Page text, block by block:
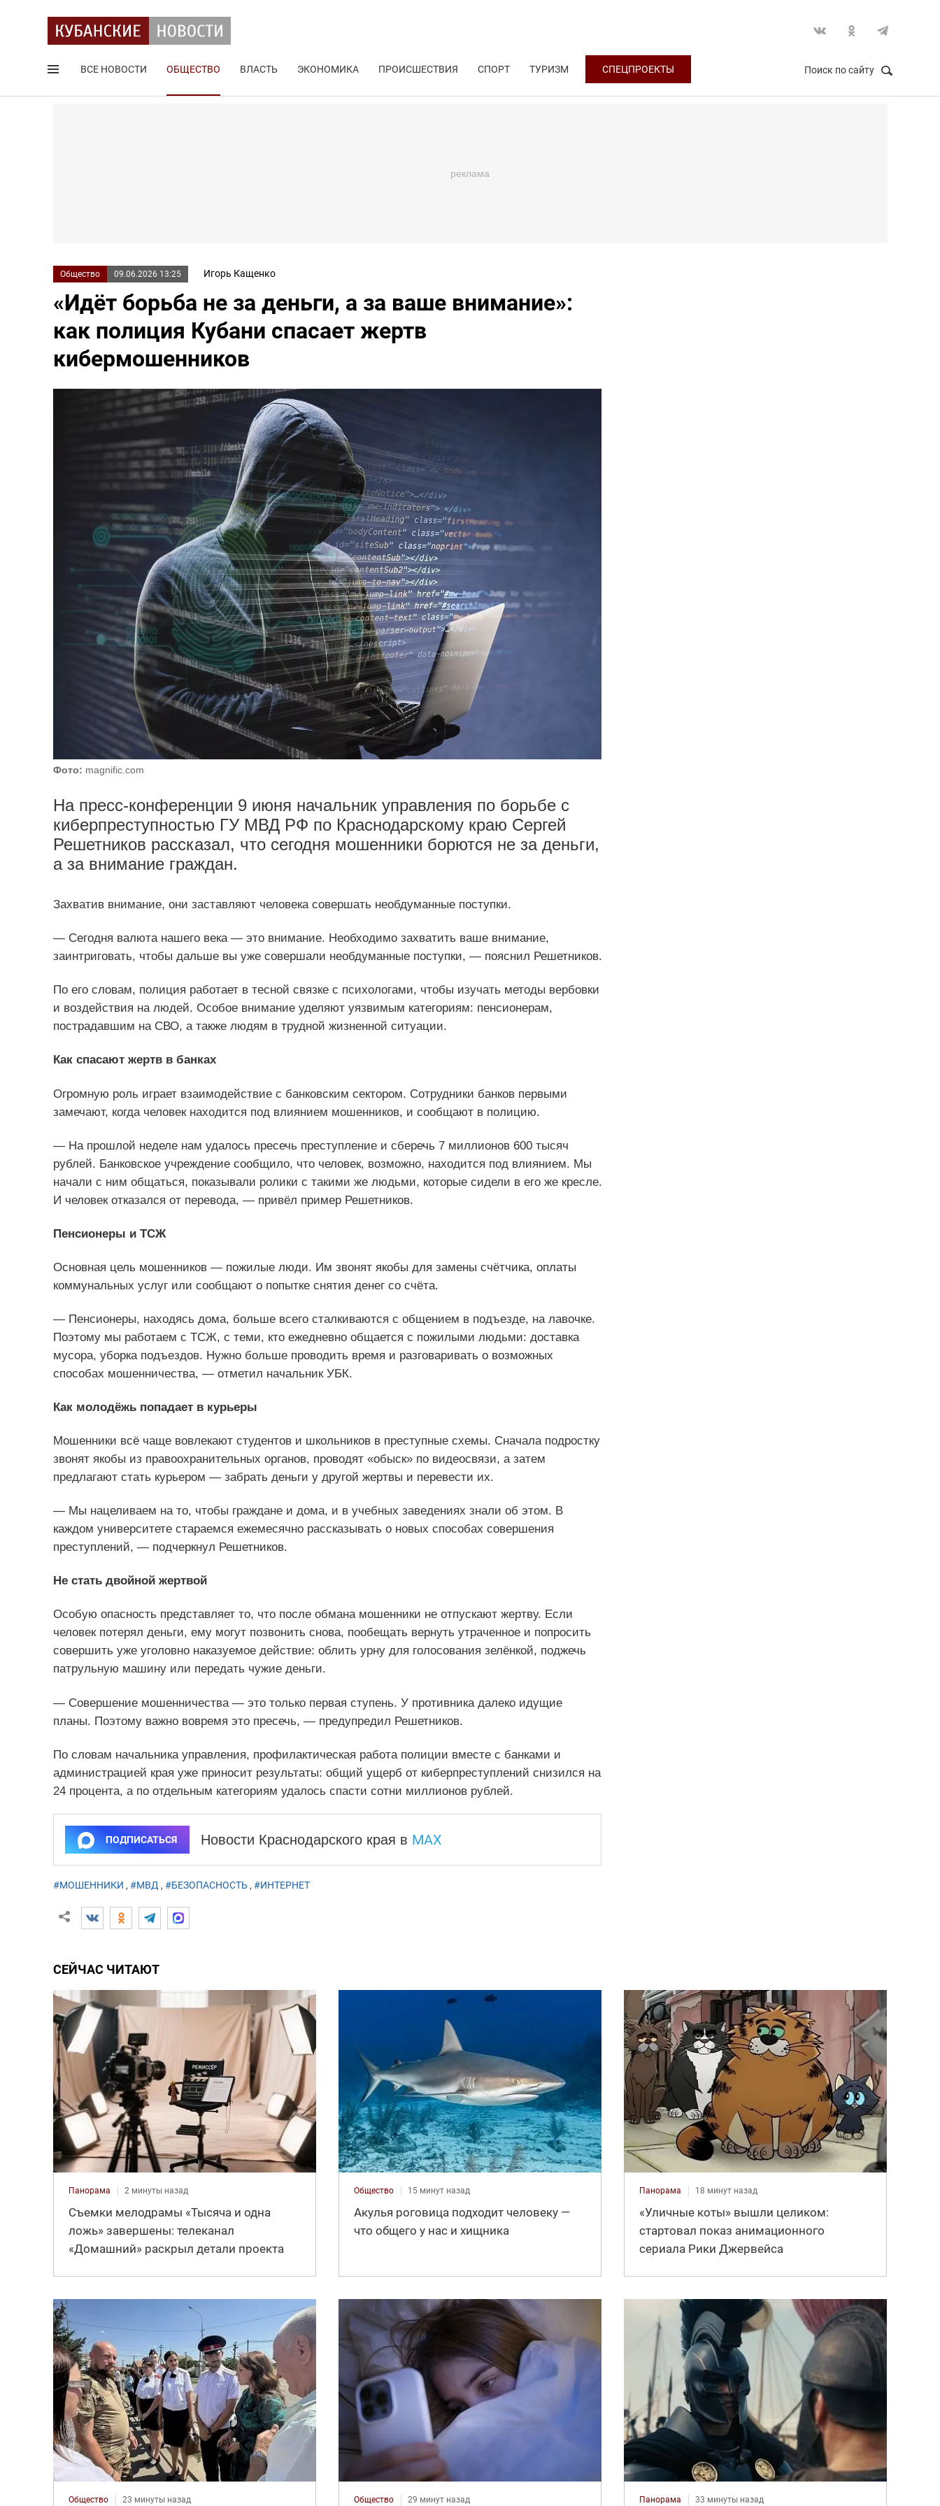
ВСЕ НОВОСТИ ОБЩЕСТВО ВЛАСТЬ ЭКОНОМИКА ПРОИСШЕСТВИЯ СПОРТ ТУРИЗМ СПЕЦПРОЕКТЫ Поиск по сайту
Общество 09.06.2026 13:25 Игорь Кащенко
«Идёт борьба не за деньги, а за ваше внимание»:
как полиция Кубани спасает жертв
кибермошенников
Фото: magnific.com
На пресс‑конференции 9 июня начальник управления по борьбе с
киберпреступностью ГУ МВД РФ по Краснодарскому краю Сергей
Решетников рассказал, что сегодня мошенники борются не за деньги,
а за внимание граждан.
Захватив внимание, они заставляют человека совершать необдуманные поступки.
— Сегодня валюта нашего века — это внимание. Необходимо захватить ваше внимание,
заинтриговать, чтобы дальше вы уже совершали необдуманные поступки, — пояснил Решетников.
По его словам, полиция работает в тесной связке с психологами, чтобы изучать методы вербовки
и воздействия на людей. Особое внимание уделяют уязвимым категориям: пенсионерам,
пострадавшим на СВО, а также людям в трудной жизненной ситуации.
Как спасают жертв в банках
Огромную роль играет взаимодействие с банковским сектором. Сотрудники банков первыми
замечают, когда человек находится под влиянием мошенников, и сообщают в полицию.
— На прошлой неделе нам удалось пресечь преступление и сберечь 7 миллионов 600 тысяч
рублей. Банковское учреждение сообщило, что человек, возможно, находится под влиянием. Мы
начали с ним общаться, показывали ролики с такими же людьми, которые сидели в его же кресле.
И человек отказался от перевода, — привёл пример Решетников.
Пенсионеры и ТСЖ
Основная цель мошенников — пожилые люди. Им звонят якобы для замены счётчика, оплаты
коммунальных услуг или сообщают о попытке снятия денег со счёта.
— Пенсионеры, находясь дома, больше всего сталкиваются с общением в подъезде, на лавочке.
Поэтому мы работаем с ТСЖ, с теми, кто ежедневно общается с пожилыми людьми: доставка
мусора, уборка подъездов. Нужно больше проводить время и разговаривать о возможных
способах мошенничества, — отметил начальник УБК.
Как молодёжь попадает в курьеры
Мошенники всё чаще вовлекают студентов и школьников в преступные схемы. Сначала подростку
звонят якобы из правоохранительных органов, проводят «обыск» по видеосвязи, а затем
предлагают стать курьером — забрать деньги у другой жертвы и перевести их.
— Мы нацеливаем на то, чтобы граждане и дома, и в учебных заведениях знали об этом. В
каждом университете стараемся ежемесячно рассказывать о новых способах совершения
преступлений, — подчеркнул Решетников.
Не стать двойной жертвой
Особую опасность представляет то, что после обмана мошенники не отпускают жертву. Если
человек потерял деньги, ему могут позвонить снова, пообещать вернуть утраченное и попросить
совершить уже уголовно наказуемое действие: облить урну для голосования зелёнкой, поджечь
патрульную машину или передать чужие деньги.
— Совершение мошенничества — это только первая ступень. У противника далеко идущие
планы. Поэтому важно вовремя это пресечь, — предупредил Решетников.
По словам начальника управления, профилактическая работа полиции вместе с банками и
администрацией края уже приносит результаты: общий ущерб от киберпреступлений снизился на
24 процента, а по отдельным категориям удалось спасти сотни миллионов рублей.
ПОДПИСАТЬСЯ Новости Краснодарского края в MAX
#МОШЕННИКИ , #МВД , #БЕЗОПАСНОСТЬ, #ИНТЕРНЕТ
СЕЙЧАС ЧИТАЮТ
Панорама 2 минуты назад
Съемки мелодрамы «Тысяча и одна
ложь» завершены: телеканал
«Домашний» раскрыл детали проекта
Общество 15 минут назад
Акулья роговица подходит человеку —
что общего у нас и хищника
Панорама 18 минут назад
«Уличные коты» вышли целиком:
стартовал показ анимационного
сериала Рики Джервейса
Общество 23 минуты назад Общество 29 минут назад Панорама 33 минуты назад